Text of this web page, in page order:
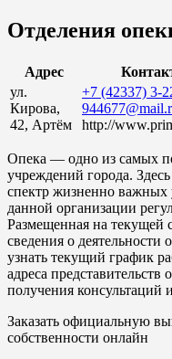
Отделения
Адрес
ул.
Кирова,
42, Артём
+7 (42337) 3-
http://
Опека — одно из самых
учреждений города.
спектр жизненно
данной организации
Размещенная на текущей
сведения о деятельности
узнать текущий график
адреса
получения
Заказать официальную
собственности онлайн